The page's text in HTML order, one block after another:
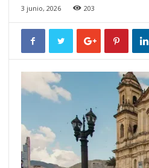
3 junio, 2026 203